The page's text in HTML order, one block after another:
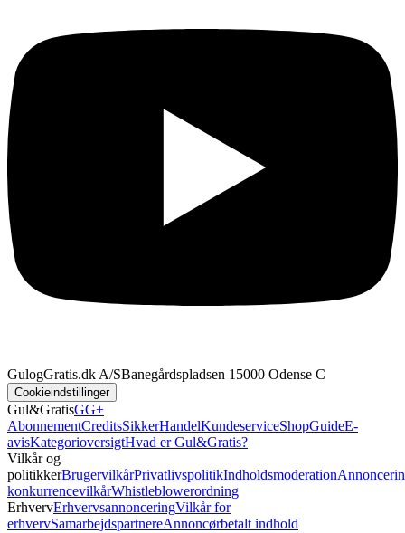
GulogGratis.dk A/SBanegårdspladsen 1 5000 Odense C
Cookieindstillinger
Gul&GratisGG+
AbonnementCreditsSikkerHandelKundeserviceShopGuideE-
avisKategorioversigtHvad er Gul&Gratis?
Vilkår og
politikkerBrugervilkårPrivatlivspolitikIndholdsmoderation
konkurrencevilkårWhistleblowerordning
ErhvervErhvervsannonceringVilkår for
erhvervSamarbejdspartnereAnnoncørbetalt indhold